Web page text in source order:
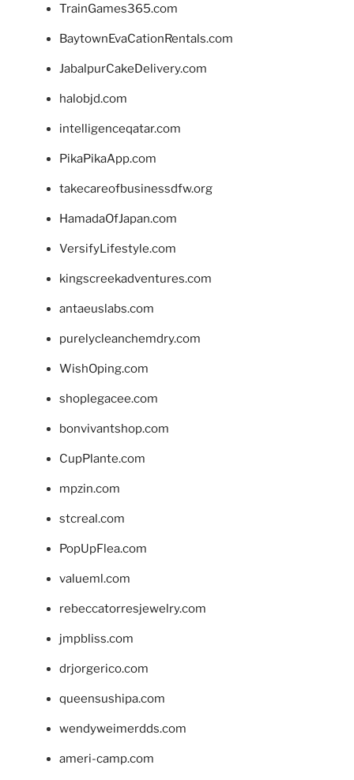
TrainGames365.com
BaytownEvaCationRentals.com
JabalpurCakeDelivery.com
halobjd.com
intelligenceqatar.com
PikaPikaApp.com
takecareofbusinessdfw.org
HamadaOfJapan.com
VersifyLifestyle.com
kingscreekadventures.com
antaeuslabs.com
purelycleanchemdry.com
WishOping.com
shoplegacee.com
bonvivantshop.com
CupPlante.com
mpzin.com
stcreal.com
PopUpFlea.com
valueml.com
rebeccatorresjewelry.com
jmpbliss.com
drjorgerico.com
queensushipa.com
wendyweimerdds.com
ameri-camp.com